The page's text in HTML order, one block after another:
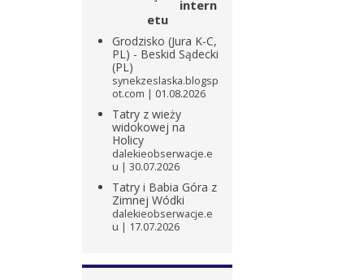
intern
etu
Grodzisko (Jura K-C,
PL) - Beskid Sądecki
(PL)
synekzeslaska.blogsp
ot.com
01.08.2026
Tatry z wieży
widokowej na
Holicy
dalekieobserwacje.e
u
30.07.2026
Tatry i Babia Góra z
Zimnej Wódki
dalekieobserwacje.e
u
17.07.2026